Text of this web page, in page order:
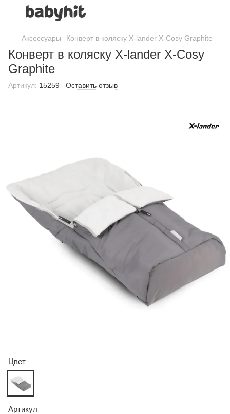
Аксессуары Конверт в коляску X-lander X-Cosy Graphite
Конверт в коляску X-lander X-Cosy
Graphite
Артикул: 15259 Оставить отзыв
Цвет
Артикул